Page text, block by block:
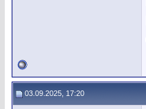
03.09.2025, 17:20